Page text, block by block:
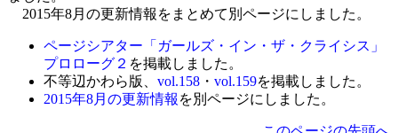
2015年8月の更新情報をまとめて別ページにしました。
ページシアター「ガールズ・イン・ザ・クライシス」
プロローグ２ を掲載しました。
不等辺かわら版、 vol.158・ vol.159を掲載しました。
2015年8月の更新情報 を別ページにしました。